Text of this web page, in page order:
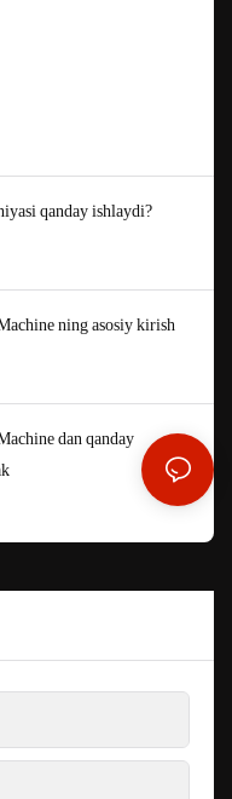
qanday ishlaydi?
ning asosiy kirish
dan qanday